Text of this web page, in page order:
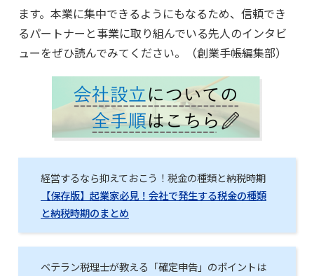
ます。本業に集中できるようにもなるため、信頼でき
るパートナーと事業に取り組んでいる先人のインタビ
ューをぜひ読んでみてください。（創業手帳編集部）
経営するなら抑えておこう！税金の種類と納税時期
【保存版】起業家必見！会社で発生する税金の種類
と納税時期のまとめ
ベテラン税理士が教える「確定申告」のポイントは